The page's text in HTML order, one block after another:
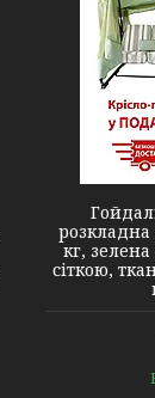
розкладна
кг,
сіткою,